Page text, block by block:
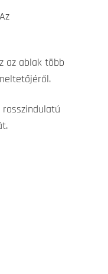
az ablak több